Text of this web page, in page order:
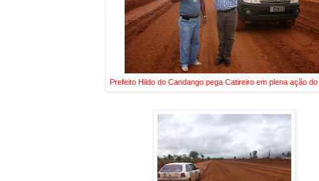
Prefeito Hildo do Candango pega Catireiro em plena ação do